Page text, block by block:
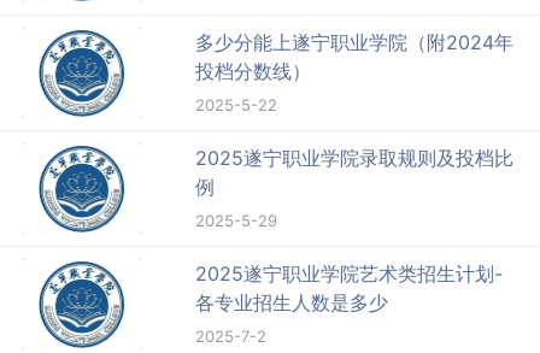
多少分能上遂宁职业学院（附2024年
投档分数线）
2025-5-22
2025遂宁职业学院录取规则及投档比
例
2025-5-29
2025遂宁职业学院艺术类招生计划-
各专业招生人数是多少
2025-7-2